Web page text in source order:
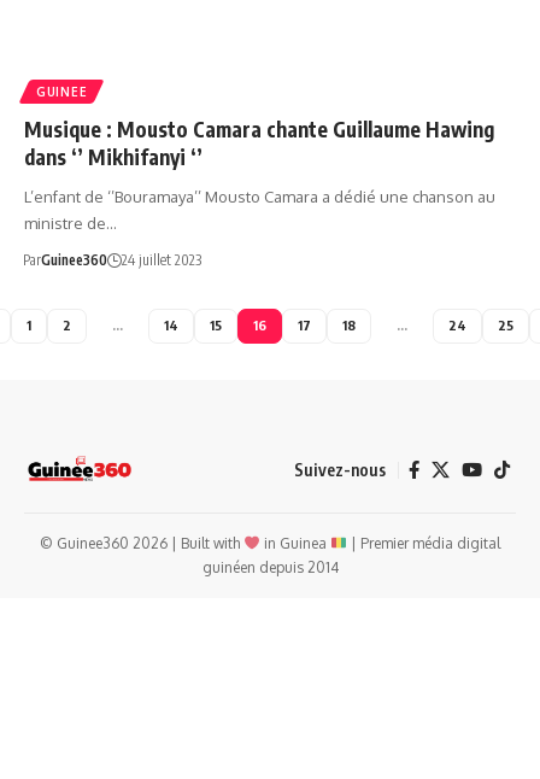
GUINEE
Musique : Mousto Camara chante Guillaume Hawing
dans ‘’ Mikhifanyi ‘’
L’enfant de ‘’Bouramaya’’ Mousto Camara a dédié une chanson au
ministre de…
ParGuinee360 24 juillet 2023
1 2 … 14 15 16 17 18 … 24 25
Suivez-nous
© Guinee360 2026 | Built with in Guinea
| Premier média digital
guinéen depuis 2014